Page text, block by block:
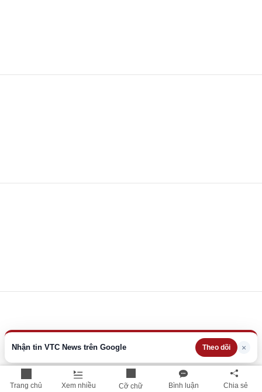
Trang chủ Xem nhiều Cỡ chữ Bình luận Chia sẻ
Nhận tin VTC News trên Google Theo dõi ×